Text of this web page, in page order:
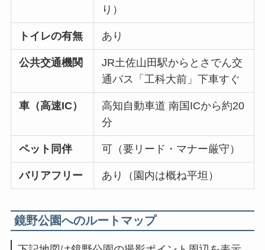
り）
トイレの有無 あり
公共交通機関
JR土佐山田駅からとさでん交
通バス「工科大前」下車すぐ
車（高速IC）
高知自動車道 南国ICから約20
分
ペット同伴 可（要リード・マナー厳守）
バリアフリー あり（園内は概ね平坦）
鏡野公園へのルートマップ